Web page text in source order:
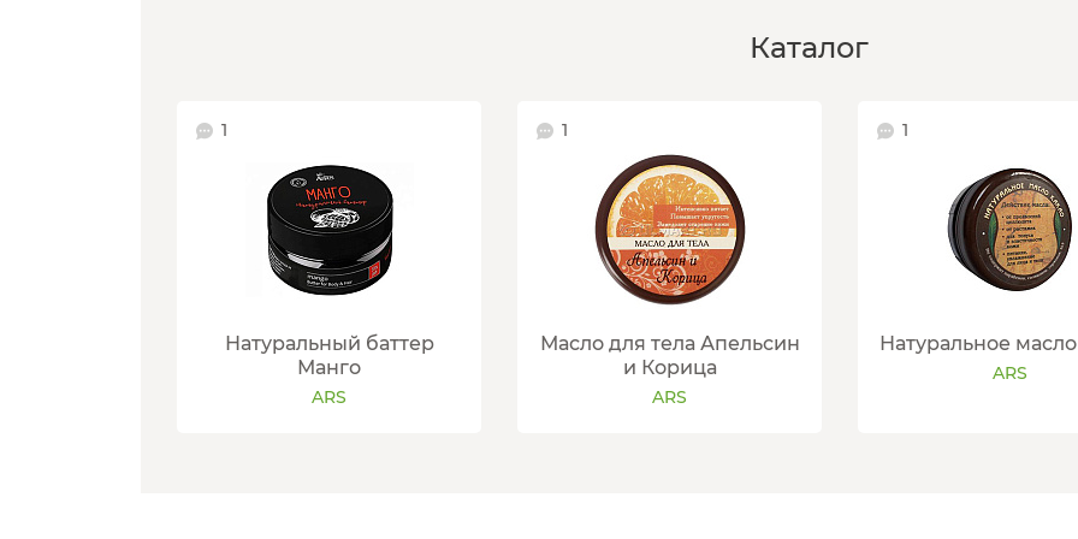
Каталог
1
Натуральный баттер
Манго
ARS
1
Масло для тела Апельсин
и Корица
ARS
1
Натуральное
ARS